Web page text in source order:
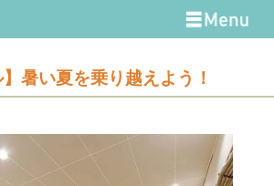
】暑い夏を乗り越えよう！